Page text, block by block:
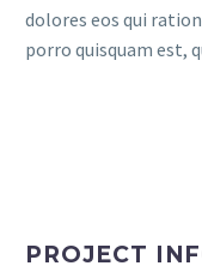
dolores eos qui
porro quisquam est,
PROJECT